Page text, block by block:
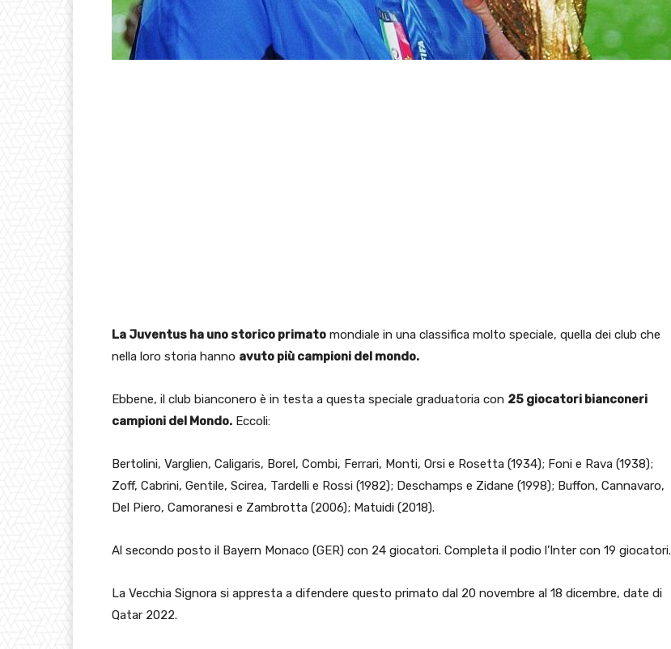
La Juventus ha uno storico primato mondiale in una classifica molto speciale, quella dei club che
nella loro storia hanno avuto più campioni del mondo.
Ebbene, il club bianconero è in testa a questa speciale graduatoria con 25 giocatori bianconeri
campioni del Mondo. Eccoli:
Bertolini, Varglien, Caligaris, Borel, Combi, Ferrari, Monti, Orsi e Rosetta (1934); Foni e Rava (1938);
Zoff, Cabrini, Gentile, Scirea, Tardelli e Rossi (1982); Deschamps e Zidane (1998); Buffon, Cannavaro,
Del Piero, Camoranesi e Zambrotta (2006); Matuidi (2018).
Al secondo posto il Bayern Monaco (GER) con 24 giocatori. Completa il podio l’Inter con 19 giocatori.
La Vecchia Signora si appresta a difendere questo primato dal 20 novembre al 18 dicembre, date di
Qatar 2022.